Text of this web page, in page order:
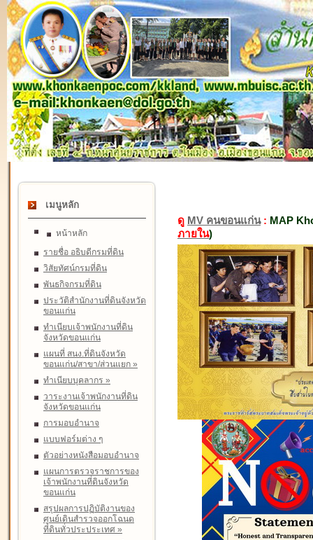
เมนูหลัก
หน้าหลัก
รายชื่อ อธิบดีกรมที่ดิน
วิสัยทัศน์กรมที่ดิน
พันธกิจกรมที่ดิน
ประวัติสำนักงานที่ดินจังหวัด
ขอนแก่น
ทำเนียบเจ้าพนักงานที่ดิน
จังหวัดขอนแก่น
แผนที่ สนง.ที่ดินจังหวัด
ขอนแก่น/สาขา/ส่วนแยก »
ทำเนียบบุคลากร »
วาระงานเจ้าพนักงานที่ดิน
จังหวัดขอนแก่น
การมอบอำนาจ
แบบฟอร์มต่าง ๆ
ตัวอย่างหนังสือมอบอำนาจ
แผนการตรวจราชการของ
เจ้าพนักงานที่ดินจังหวัด
ขอนแก่น
สรุปผลการปฏิบัติงานของ
ศูนย์เดินสำรวจออกโฉนด
ที่ดินทั่วประประเทศ »
ดู MV คนขอนแก่น: MAP
ภายใน)